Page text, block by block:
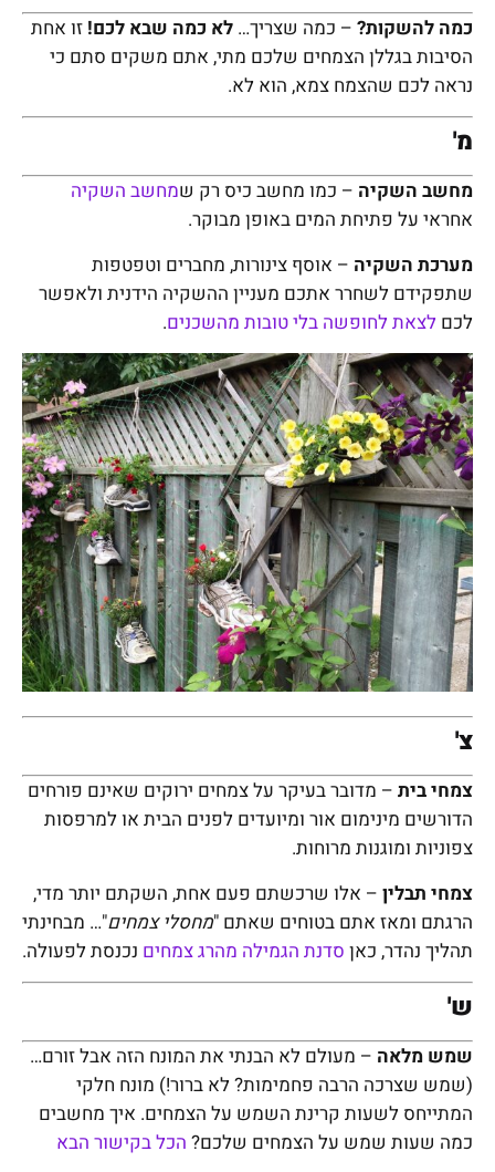
כמה להשקות? – כמה שצריך… לא כמה שבא לכם! זו אחת
הסיבות בגללן הצמחים שלכם מתי, אתם משקים סתם כי
נראה לכם שהצמח צמא, הוא לא.
מ'
מחשב השקיה – כמו מחשב כיס רק שמחשב השקיה
אחראי על פתיחת המים באופן מבוקר.
מערכת השקיה – אוסף צינורות, מחברים וטפטפות
שתפקידם לשחרר אתכם מעניין ההשקיה הידנית ולאפשר
לכם לצאת לחופשה בלי טובות מהשכנים.
צ'
צמחי בית – מדובר בעיקר על צמחים ירוקים שאינם פורחים
הדורשים מינימום אור ומיועדים לפנים הבית או למרפסות
צפוניות ומוגנות מרוחות.
צמחי תבלין – אלו שרכשתם פעם אחת, השקתם יותר מדי,
הרגתם ומאז אתם בטוחים שאתם "מחסלי צמחים"… מבחינתי
תהליך נהדר, כאן סדנת הגמילה מהרג צמחים נכנסת לפעולה.
ש'
שמש מלאה – מעולם לא הבנתי את המונח הזה אבל זורם…
(שמש שצרכה הרבה פחמימות? לא ברור!) מונח חלקי
המתייחס לשעות קרינת השמש על הצמחים. איך מחשבים
כמה שעות שמש על הצמחים שלכם? הכל בקישור הבא